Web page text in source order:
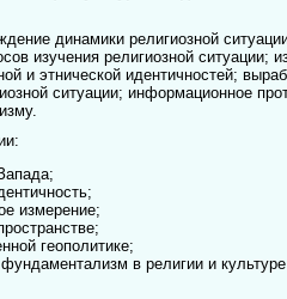
динамики религиозной
изучения религиозной ситуации;
и этнической идентичностей;
ситуации; информационное
измерение;
геополитике;
в религии и